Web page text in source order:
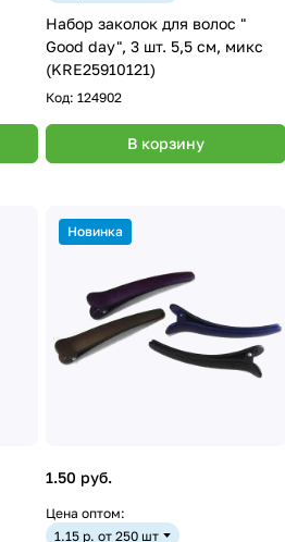
Набор заколок для волос "
Good day", 3 шт. 5,5 см, микс
(KRE25910121)
Код: 124902
В корзину
Новинка
1.50 руб.
Цена оптом:
1.15 р. от 250 шт